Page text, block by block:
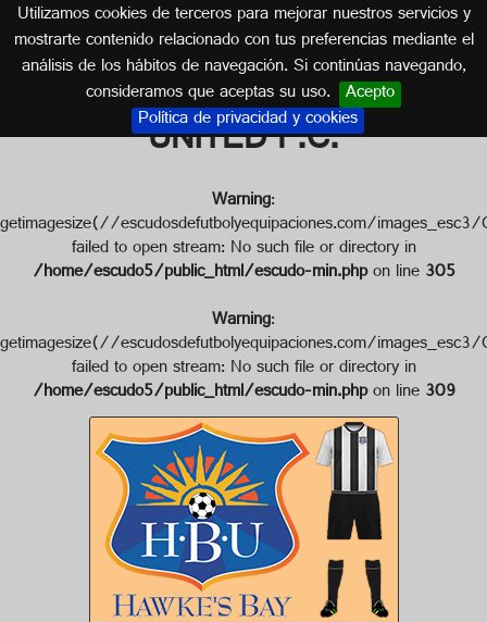
Utilizamos cookies de terceros para mejorar nuestros servicios y
mostrarte contenido relacionado con tus preferencias mediante el
análisis de los hábitos de navegación. Si continúas navegando,
consideramos que aceptas su uso. Acepto
Política de privacidad y cookies
Escudo de HAWKE'S BAY
UNITED F.C.
NUEVA ZELANDA
Warning:
getimagesize(//escudosdefutbolyequipaciones.com/
failed to open stream: No such file or directory in
/home/escudo5/public_html/escudo-min.phpon line305
Warning:
getimagesize(//escudosdefutbolyequipaciones.com/
failed to open stream: No such file or directory in
/home/escudo5/public_html/escudo-min.phpon line309